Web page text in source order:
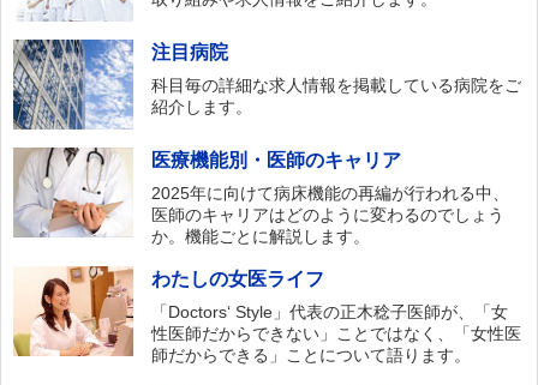
注目病院
科目毎の詳細な求人情報を掲載している病院をご
紹介します。
医療機能別・医師のキャリア
2025年に向けて病床機能の再編が行われる中、
医師のキャリアはどのように変わるのでしょう
か。機能ごとに解説します。
わたしの女医ライフ
「Doctors‘ Style」代表の正木稔子医師が、「女
性医師だからできない」ことではなく、「女性医
師だからできる」ことについて語ります。